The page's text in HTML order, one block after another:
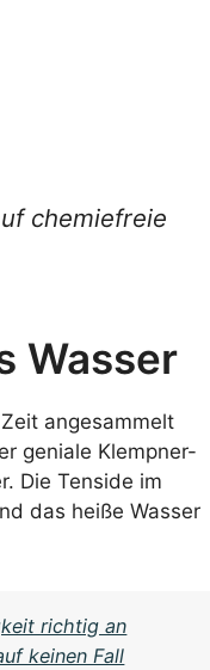
chemiefreie
Wasser
angesammelt
geniale Klempner-
Die Tenside im
das heiße Wasser
richtig an
keinen Fall